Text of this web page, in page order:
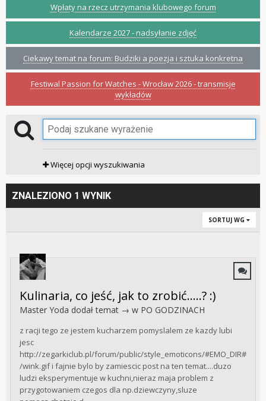
Wpłaty na rzecz utrzymania klubowego forum
Kalendarze 2027 - nadsyłanie zdjęć
Ciekawy temat na forum: Budziki a poezja i sztuka konkretna
Festiwal Passion for Watches - Wrocław 2026 - transmisje
wykładów
Więcej opcji wyszukiwania
ZNALEZIONO 1 WYNIK
SORTUJ WG
Kulinaria, co jeść, jak to zrobić.....? :)
Master Yoda dodał temat → w PO GODZINACH
z racji tego ze jestem kucharzem pomyslalem ze kazdy lubi
jesc
http://zegarkiclub.pl/forum/public/style_emoticons/#EMO_DIR#
/wink.gif i fajnie bylo by zamiescic post na ten temat....duzo
ludzi eksperymentuje w kuchni,nieraz maja problem z
przygotowaniem czegos dla np.dziewczyny,sluze